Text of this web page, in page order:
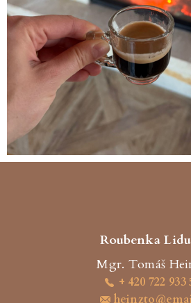
Roubenka
Mgr. Tomáš
+ 420 722 933